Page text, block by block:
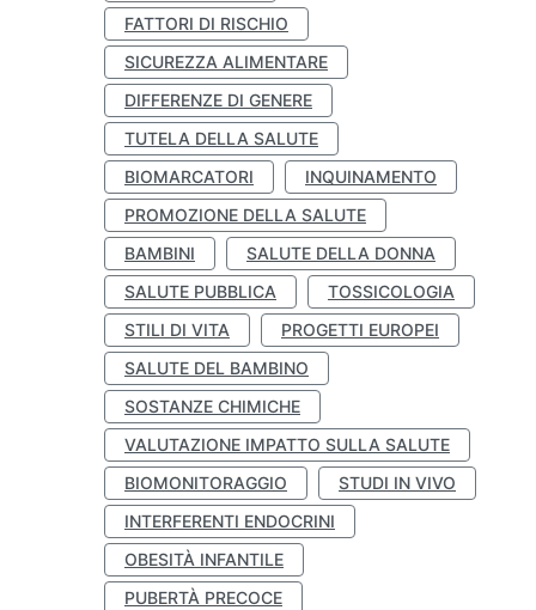
FATTORI DI RISCHIO
SICUREZZA ALIMENTARE
DIFFERENZE DI GENERE
TUTELA DELLA SALUTE
BIOMARCATORI
INQUINAMENTO
PROMOZIONE DELLA SALUTE
BAMBINI
SALUTE DELLA DONNA
SALUTE PUBBLICA
TOSSICOLOGIA
STILI DI VITA
PROGETTI EUROPEI
SALUTE DEL BAMBINO
SOSTANZE CHIMICHE
VALUTAZIONE IMPATTO SULLA SALUTE
BIOMONITORAGGIO
STUDI IN VIVO
INTERFERENTI ENDOCRINI
OBESITÀ INFANTILE
PUBERTÀ PRECOCE